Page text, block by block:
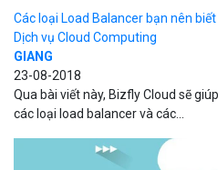
Các loại Load Balancer bạn nên biết
Dịch vụ Cloud Computing
GIANG
23-08-2018
Qua bài viết này, Bizfly Cloud sẽ
các loại load balancer và các...